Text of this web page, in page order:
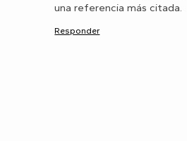
una referencia más citada.
Responder